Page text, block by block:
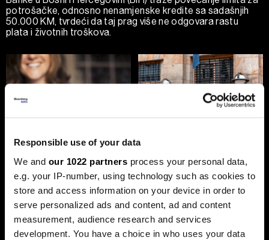
Responsible use of your data
We and our 1022 partners process your personal data,
e.g. your IP-number, using technology such as cookies to
store and access information on your device in order to
serve personalized ads and content, ad and content
measurement, audience research and services
development. You have a choice in who uses your data
potrošačke, odnosno nenamjenske kredite sa sadašnjih
50.000 KM, tvrdeći da taj prag više ne odgovara rastu
plata i životnih troškova.
Transakcije u sekundi: Instant
plaćanja sada dostupna
klijentima četiri banke u BiH
BiH ulazi u eru instant plaćanja:
Transferi do 5.000 KM za svega
10 sekundi